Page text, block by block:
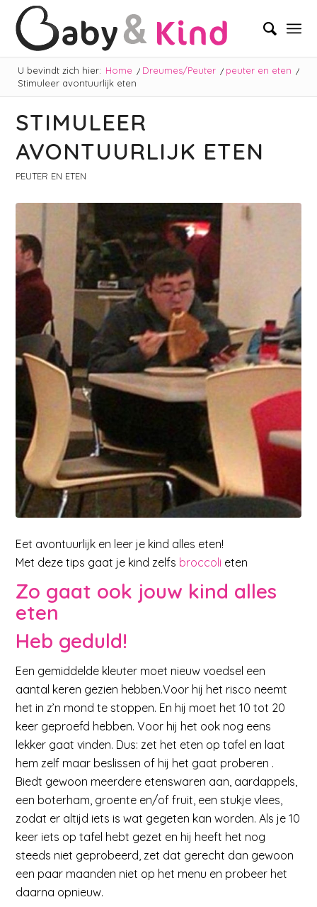
U bevindt zich hier: Home / Dreumes/Peuter / peuter en eten /
Stimuleer avontuurlijk eten
STIMULEER
AVONTUURLIJK ETEN
PEUTER EN ETEN
Eet avontuurlijk en leer je kind alles eten!
Met deze tips gaat je kind zelfs broccoli eten
Zo gaat ook jouw kind alles
eten
Heb geduld!
Een gemiddelde kleuter moet nieuw voedsel een
aantal keren gezien hebben.Voor hij het risco neemt
het in z’n mond te stoppen. En hij moet het 10 tot 20
keer geproefd hebben. Voor hij het ook nog eens
lekker gaat vinden. Dus: zet het eten op tafel en laat
hem zelf maar beslissen of hij het gaat proberen .
Biedt gewoon meerdere etenswaren aan, aardappels,
een boterham, groente en/of fruit, een stukje vlees,
zodat er altijd iets is wat gegeten kan worden. Als je 10
keer iets op tafel hebt gezet en hij heeft het nog
steeds niet geprobeerd, zet dat gerecht dan gewoon
een paar maanden niet op het menu en probeer het
daarna opnieuw.